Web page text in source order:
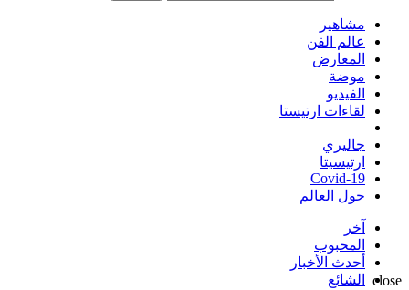
مشاهير
عالم الفن
المعارض
موضة
الفيديو
لقاءات ارتيستا
—————
جاليري
ارتيسيتا
Covid-19
حول العالم
آخر
المحبوب
أحدث الأخبار
الشائع
close